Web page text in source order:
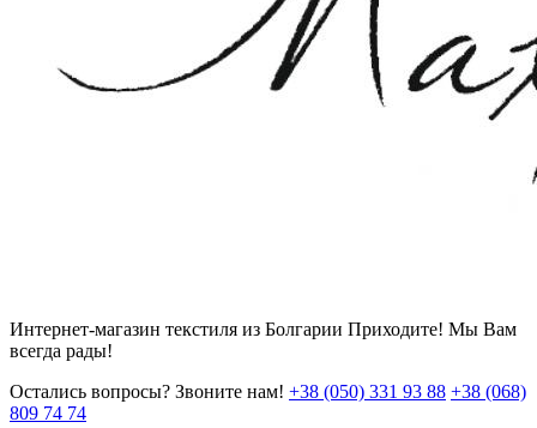
Интернет-магазин текстиля из Болгарии Приходите! Мы Вам
всегда рады!
Остались вопросы? Звоните нам! +38 (050) 331 93 88 +38 (068)
809 74 74